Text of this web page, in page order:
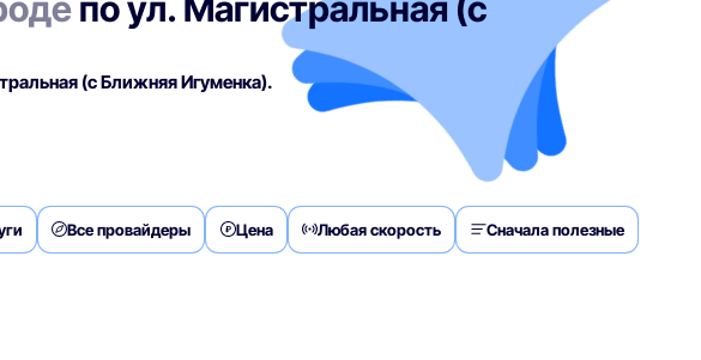
(с Ближняя Игуменка).
Все провайдеры Цена Любая скорость Сначала полезные